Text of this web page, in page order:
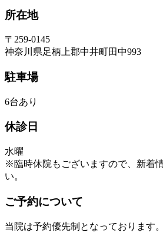
所在地
〒259-0145
神奈川県足柄上郡中井町田中993
駐車場
6台あり
休診日
水曜
※臨時休院もございますので、新着
い。
ご予約について
当院は予約優先制となっております。